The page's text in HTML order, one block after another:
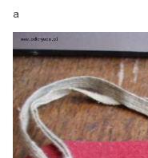
a